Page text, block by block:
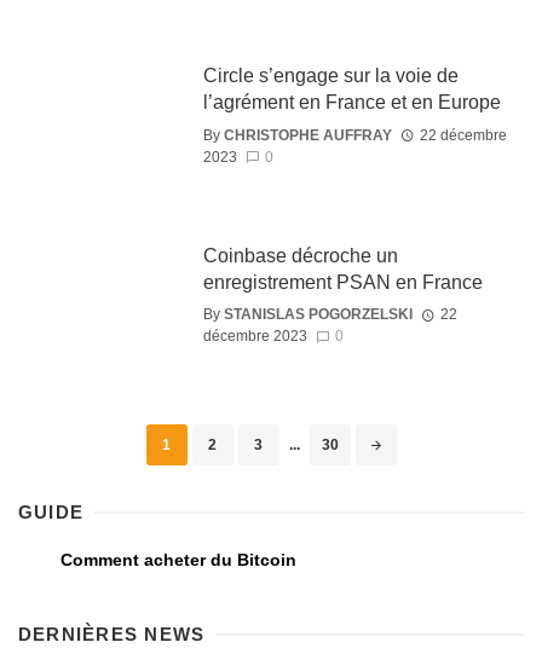
Circle s’engage sur la voie de
l’agrément en France et en Europe
By CHRISTOPHE AUFFRAY
22 décembre
2023
0
Coinbase décroche un
enregistrement PSAN en France
By STANISLAS POGORZELSKI
22
décembre 2023
0
1 2 3 ... 30
GUIDE
Comment acheter du Bitcoin
DERNIÈRES NEWS